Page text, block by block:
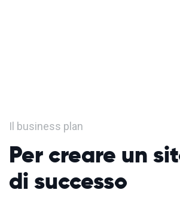
Il business plan
Per creare un
di successo